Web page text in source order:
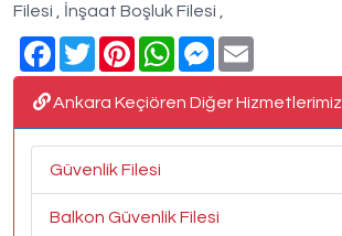
Filesi , İnşaat Boşluk Filesi ,
Facebook
TwitterPinterestWhatsAppMessenger
Ankara Keçiören Diğer Hizmetlerimiz
Güvenlik Filesi
Balkon Güvenlik Filesi